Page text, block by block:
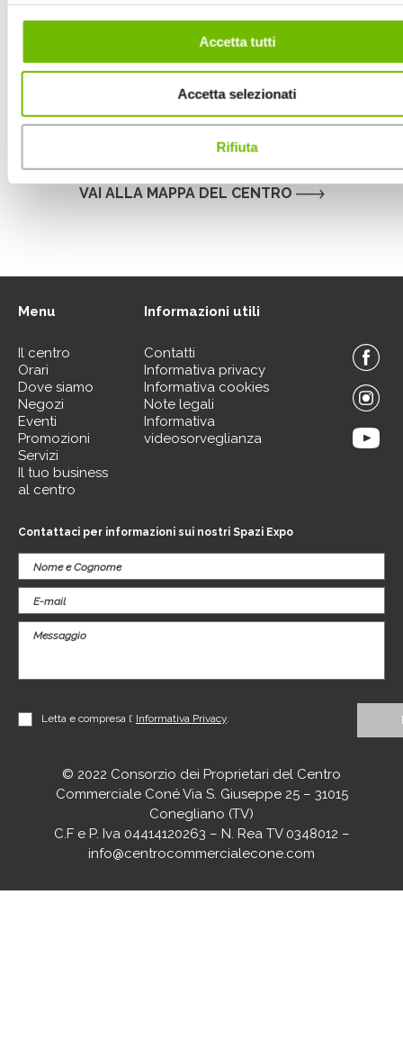
Accetta tutti
Accetta selezionati
Rifiuta
VAI ALLA MAPPA DEL CENTRO
Menu
Il centro
Orari
Dove siamo
Negozi
Eventi
Promozioni
Servizi
Il tuo business
al centro
Informazioni utili
Contatti
Informativa privacy
Informativa cookies
Note legali
Informativa
videosorveglianza
Contattaci per informazioni sui nostri Spazi Expo
Letta e compresa l’ Informativa Privacy
© 2022 Consorzio dei Proprietari del Centro
Commerciale Coné Via S. Giuseppe 25 – 31015
Conegliano (TV)
C.F e P. Iva 04414120263 – N. Rea TV 0348012 –
info@centrocommercialecone.com